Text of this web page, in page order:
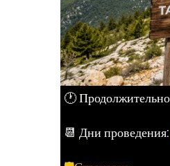
🕐
📆 Дни проведения: